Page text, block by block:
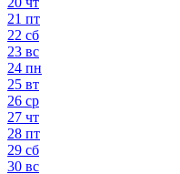
21 пт
22 сб
23 вс
24 пн
25 вт
26 ср
27 чт
28 пт
29 сб
30 вс